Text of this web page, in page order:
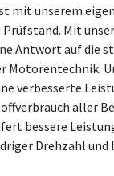
mit unserem
Prüfstand. Mit
Antwort auf die
Motorentechnik.
verbesserte
aller
bessere
Drehzahl und